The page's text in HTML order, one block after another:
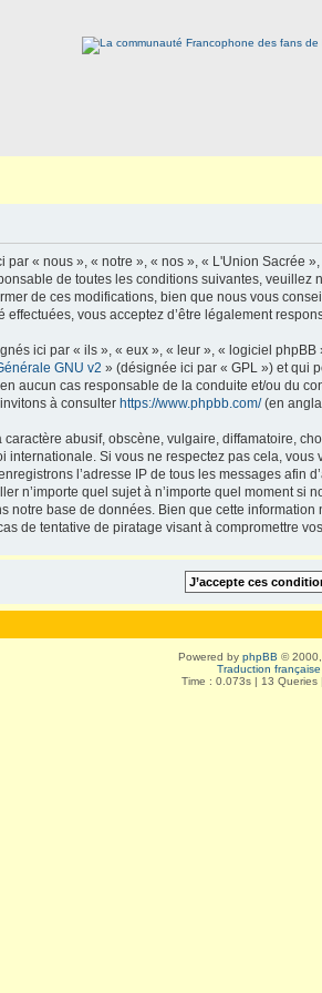
« nous », « notre », « nos », « L'Union Sacrée
de toutes les conditions suivantes,
de ces modifications, bien que nous vous
vous acceptez d’être légalement
ici par « ils », « eux », « leur », « logiciel
GNU v2 » (désignée ici par « GPL ») et qui
aucun cas responsable de la conduite et/ou du
à consulter https://www.phpbb.com/(en
abusif, obscène, vulgaire, diffamatoire,
internationale. Si vous ne respectez pas cela,
l’adresse IP de tous les messages afin
n’importe quel sujet à n’importe quel moment
notre base de données. Bien que cette
de tentative de piratage visant à compromettre
Powered by phpBB ©
Traduction
Time : 0.073s | 13